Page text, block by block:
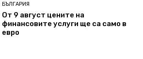
БЪЛГАРИЯ
От 9 август цените на
финансовите услуги ще са само в
евро